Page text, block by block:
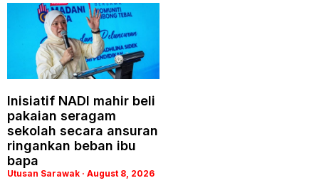
Inisiatif NADI mahir beli
pakaian seragam
sekolah secara ansuran
ringankan beban ibu
bapa
Utusan Sarawak August 8, 2026